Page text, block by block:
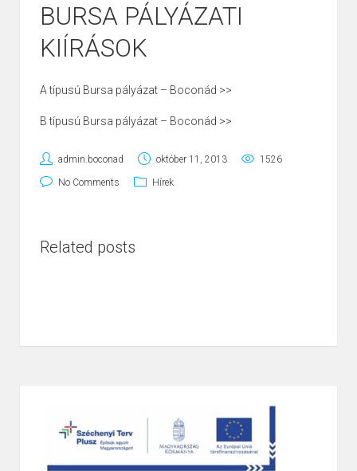
BURSA PÁLYÁZATI
KIÍRÁSOK
A típusú Bursa pályázat – Boconád >>
B típusú Bursa pályázat – Boconád >>
admin.boconad október 11, 2013 1526
No Comments Hírek
Related posts